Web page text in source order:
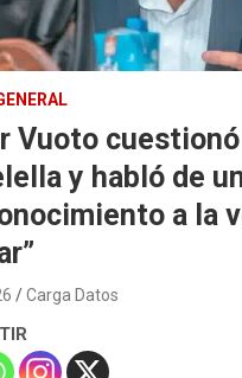
Vuoto
y habló de
a la
Carga Datos